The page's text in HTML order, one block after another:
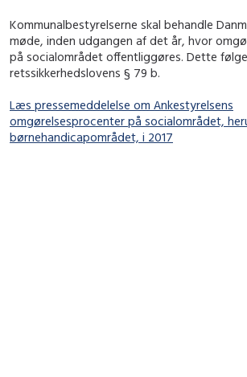
Kommunalbestyrelserne skal behandle
møde, inden udgangen af det år, hvor
på socialområdet offentliggøres. Dette
retssikkerhedslovens § 79 b.
Læs pressemeddelelse om Ankestyrelsens
omgørelsesprocenter på socialområdet,
børnehandicapområdet, i 2017